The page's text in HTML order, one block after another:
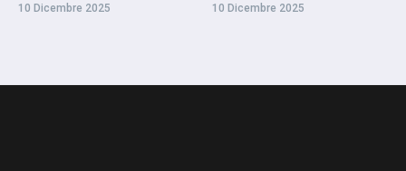
10 Dicembre 2025 10 Dicembre 2025